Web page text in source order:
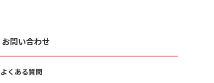
お問い合わせ
よくある質問